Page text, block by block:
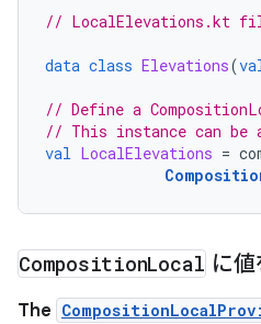
// LocalElevations.kt
data class Elevations(
// Define a
// This instance can be
val LocalElevations =
CompositionLocal に
The